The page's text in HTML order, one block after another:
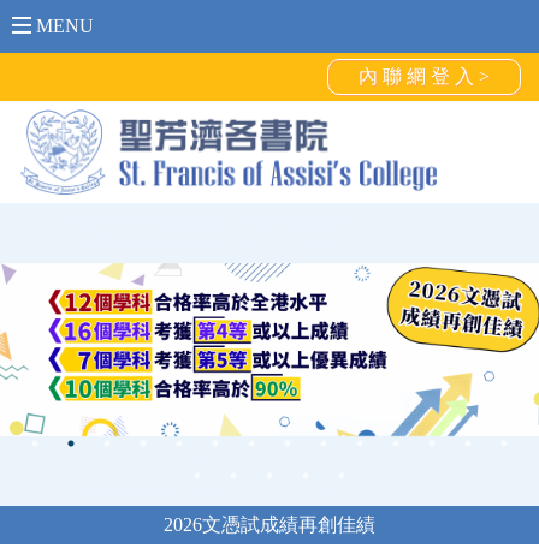
MENU
內 聯 網 登 入 >
2026文憑試成績再創佳績